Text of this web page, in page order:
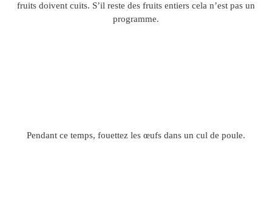
fruits doivent cuits. S’il reste des fruits entiers cela n’est pas un
programme.
Pendant ce temps, fouettez les œufs dans un cul de poule.